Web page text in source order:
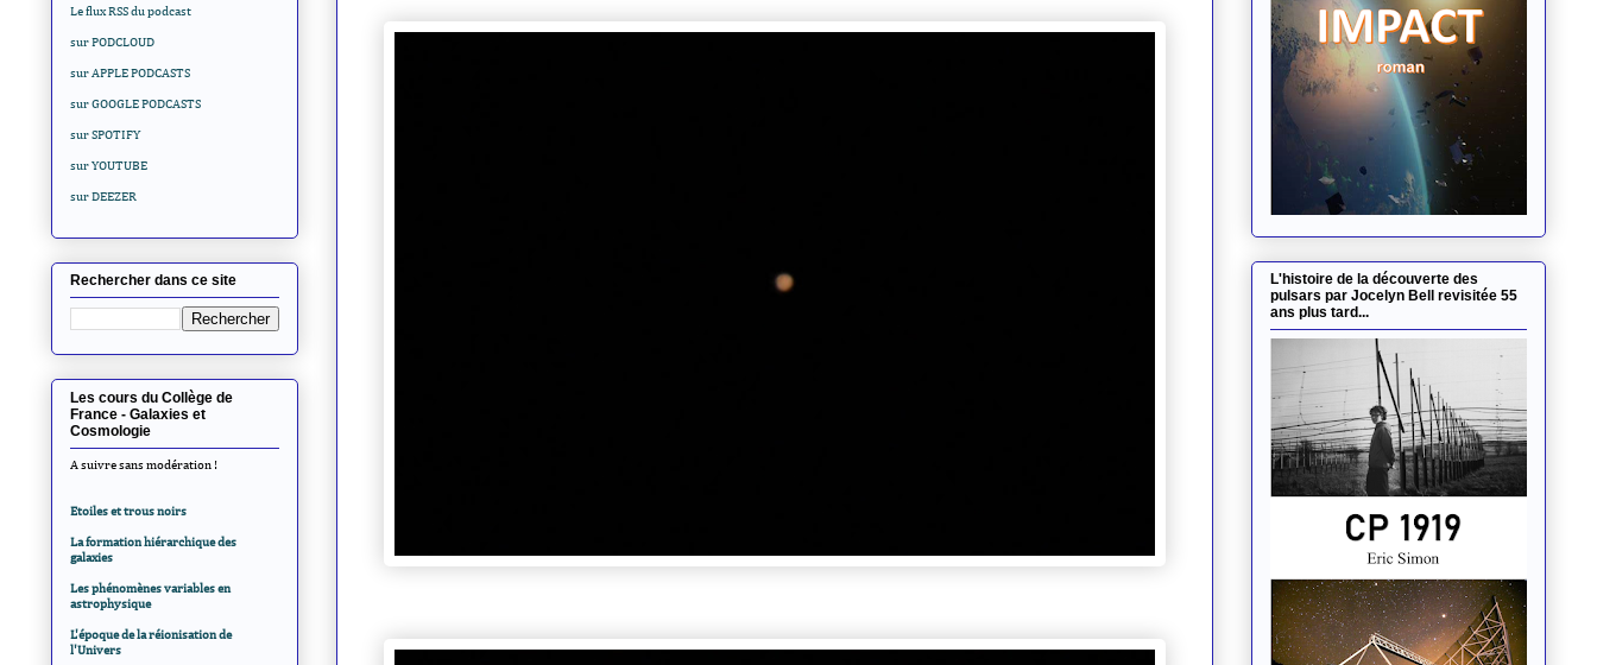
Le flux RSS du podcast
sur PODCLOUD
sur APPLE PODCASTS
sur GOOGLE PODCASTS
sur SPOTIFY
sur YOUTUBE
sur DEEZER
Rechercher dans ce site
Les cours du Collège de
France - Galaxies et
Cosmologie
A suivre sans modération !
Etoiles et trous noirs
La formation hiérarchique des
galaxies
Les phénomènes variables en
astrophysique
L'époque de la réionisation de
l'Univers
L'histoire de la découverte des
pulsars par Jocelyn Bell revisitée 55
ans plus tard...